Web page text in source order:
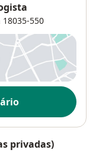
18035-550
novo separador
privadas)